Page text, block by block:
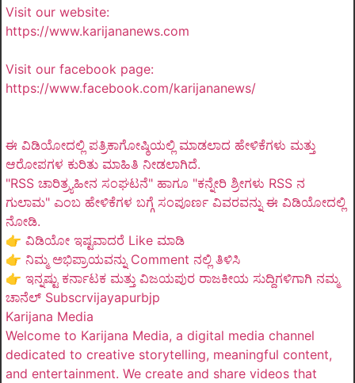
Visit our website:
https://www.karijananews.com
Visit our facebook page:
https://www.facebook.com/karijananews/
ಈ ವಿಡಿಯೋದಲ್ಲಿ ಪತ್ರಿಕಾಗೋಷ್ಠಿಯಲ್ಲಿ ಮಾಡಲಾದ ಹೇಳಿಕೆಗಳು ಮತ್ತು
ಆರೋಪಗಳ ಕುರಿತು ಮಾಹಿತಿ ನೀಡಲಾಗಿದೆ.
"RSS ಚಾರಿತ್ರ್ಯಹೀನ ಸಂಘಟನೆ" ಹಾಗೂ "ಕನ್ನೇರಿ ಶ್ರೀಗಳು RSS ನ
ಗುಲಾಮ" ಎಂಬ ಹೇಳಿಕೆಗಳ ಬಗ್ಗೆ ಸಂಪೂರ್ಣ ವಿವರವನ್ನು ಈ ವಿಡಿಯೋದಲ್ಲಿ
ನೋಡಿ.
👉 ವಿಡಿಯೋ ಇಷ್ಟವಾದರೆ Like ಮಾಡಿ
👉 ನಿಮ್ಮ ಅಭಿಪ್ರಾಯವನ್ನು Comment ನಲ್ಲಿ ತಿಳಿಸಿ
👉 ಇನ್ನಷ್ಟು ಕರ್ನಾಟಕ ಮತ್ತು ವಿಜಯಪುರ ರಾಜಕೀಯ ಸುದ್ದಿಗಳಿಗಾಗಿ ನಮ್ಮ
ಚಾನೆಲ್ Subscrvijayapurbjp
Karijana Media
Welcome to Karijana Media, a digital media channel
dedicated to creative storytelling, meaningful content,
and entertainment. We create and share videos that